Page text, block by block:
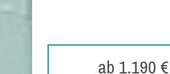
ab 1.190 €